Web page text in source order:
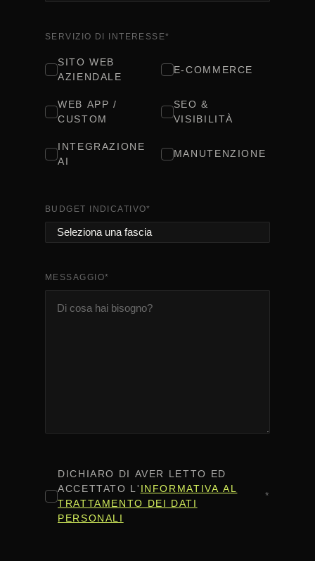
SERVIZIO DI INTERESSE*
SITO WEB
AZIENDALE
E-COMMERCE
WEB APP /
CUSTOM
SEO &
VISIBILITÀ
INTEGRAZIONE
AI
MANUTENZIONE
BUDGET INDICATIVO*
MESSAGGIO*
CONSENSO*
DICHIARO DI AVER LETTO ED
ACCETTATO L' INFORMATIVA AL
TRATTAMENTO DEI DATI
PERSONALI
*